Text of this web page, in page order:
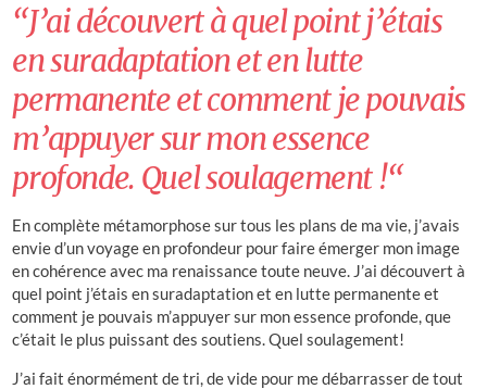
“J’ai découvert à quel point j’étais
en suradaptation et en lutte
permanente et comment je pouvais
m’appuyer sur mon essence
profonde. Quel soulagement !“
En complète métamorphose sur tous les plans de ma vie, j’avais
envie d’un voyage en profondeur pour faire émerger mon image
en cohérence avec ma renaissance toute neuve. J’ai découvert à
quel point j’étais en suradaptation et en lutte permanente et
comment je pouvais m’appuyer sur mon essence profonde, que
c’était le plus puissant des soutiens. Quel soulagement!
J’ai fait énormément de tri, de vide pour me débarrasser de tout